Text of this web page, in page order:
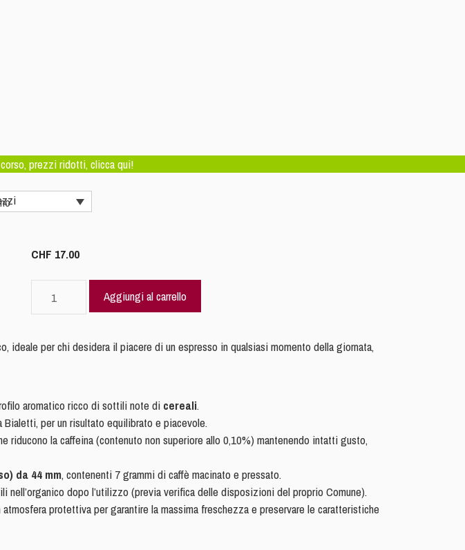
prezzi ridotti, clicca qui!
CHF 17.00
in
Carta
pezzi
quantità
Aggiungi al carrello
ideale per chi desidera il piacere di un espresso in qualsiasi momento della giornata,
aromatico ricco di sottili note di cereali.
Bialetti, per un risultato equilibrato e piacevole.
la caffeina (contenuto non superiore allo 0,10%) mantenendo intatti gusto,
da 44 mm, contenenti 7 grammi di caffè macinato e pressato.
nell’organico dopo l’utilizzo (previa verifica delle disposizioni del proprio Comune).
protettiva per garantire la massima freschezza e preservare le caratteristiche